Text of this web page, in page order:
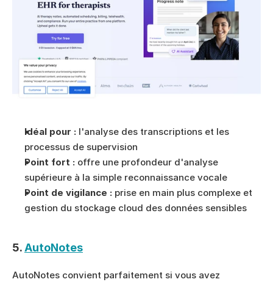
Idéal pour : l'analyse des transcriptions et les
processus de supervision
Point fort : offre une profondeur d'analyse
supérieure à la simple reconnaissance vocale
Point de vigilance : prise en main plus complexe et
gestion du stockage cloud des données sensibles
5. AutoNotes
AutoNotes convient parfaitement si vous avez